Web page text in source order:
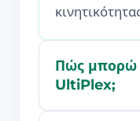
Πώς μπορώ
UltiPlex;